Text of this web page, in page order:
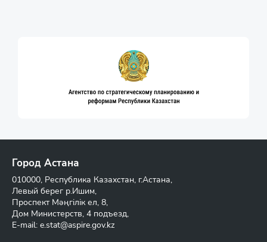
Город Астана
010000, Республика Казахстан, г.Астана,
Левый берег р.Ишим,
Проспект Мәңгілік ел, 8,
Дом Министерств, 4 подъезд,
E-mail: e.stat@aspire.gov.kz